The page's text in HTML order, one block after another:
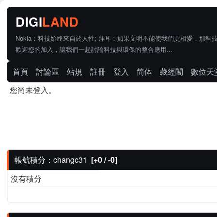
Nokia：科技始終來自於人性; 拜耳：如果文明不能使我們更相愛，那科
歡迎您的加入，讓我們一起討論科技與環保的整合應用...
首頁 討論區 站規 註冊 登入 简体 藏經閣
數位天
您尚未登入。
帳號積分：changc31 [+0 / -0]
沒有積分